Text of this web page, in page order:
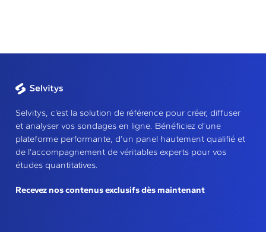
Selvitys, c’est la solution de référence pour créer, diffuser
et analyser vos sondages en ligne. Bénéficiez d’une
plateforme performante, d’un panel hautement qualifié et
de l’accompagnement de véritables experts pour vos
études quantitatives.
Recevez nos contenus exclusifs dès maintenant